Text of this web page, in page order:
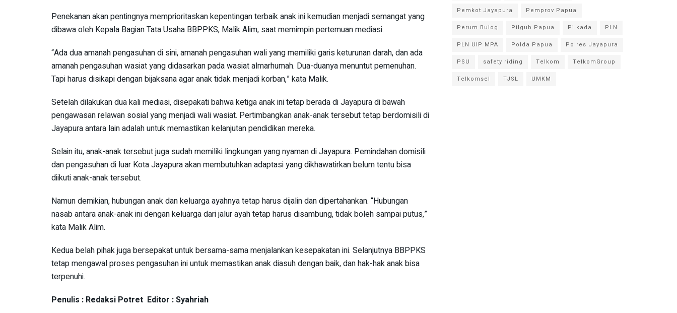
Penekanan akan pentingnya memprioritaskan kepentingan terbaik anak ini kemudian menjadi semangat yang
dibawa oleh Kepala Bagian Tata Usaha BBPPKS, Malik Alim, saat memimpin pertemuan mediasi.
“Ada dua amanah pengasuhan di sini, amanah pengasuhan wali yang memiliki garis keturunan darah, dan ada
amanah pengasuhan wasiat yang didasarkan pada wasiat almarhumah. Dua-duanya menuntut pemenuhan.
Tapi harus disikapi dengan bijaksana agar anak tidak menjadi korban,” kata Malik.
Setelah dilakukan dua kali mediasi, disepakati bahwa ketiga anak ini tetap berada di Jayapura di bawah
pengawasan relawan sosial yang menjadi wali wasiat. Pertimbangkan anak-anak tersebut tetap berdomisili di
Jayapura antara lain adalah untuk memastikan kelanjutan pendidikan mereka.
Selain itu, anak-anak tersebut juga sudah memiliki lingkungan yang nyaman di Jayapura. Pemindahan domisili
dan pengasuhan di luar Kota Jayapura akan membutuhkan adaptasi yang dikhawatirkan belum tentu bisa
diikuti anak-anak tersebut.
Namun demikian, hubungan anak dan keluarga ayahnya tetap harus dijalin dan dipertahankan. “Hubungan
nasab antara anak-anak ini dengan keluarga dari jalur ayah tetap harus disambung, tidak boleh sampai putus,”
kata Malik Alim.
Kedua belah pihak juga bersepakat untuk bersama-sama menjalankan kesepakatan ini. Selanjutnya BBPPKS
tetap mengawal proses pengasuhan ini untuk memastikan anak diasuh dengan baik, dan hak-hak anak bisa
terpenuhi.
Penulis : Redaksi Potret Editor : Syahriah
Pemkot Jayapura
Pemprov Papua
Perum Bulog
Pilgub Papua Pilkada
PLN
PLN UIP MPA
Polda Papua
Polres Jayapura
PSU
safety riding Telkom
TelkomGroup
Telkomsel
TJSL UMKM